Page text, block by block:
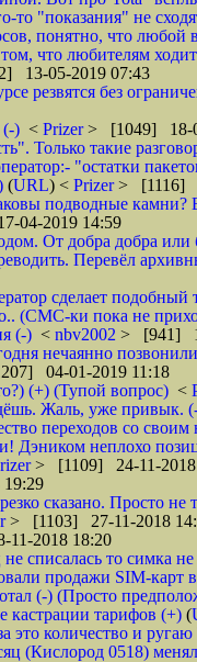
то "показания" не
понятно, что любой
что любителям
13-05-2019 07:43
резвятся без
(-) < Prizer> [1049] 18-
Только такие
"остатки
(URL) < Prizer> [1116]
подводные камни?
04-2019 14:59
От добра добра
Перевёл
сделает
(СМС-ки пока не
(-) < nbv2002 > [941]
нечаянно
04-01-2019 11:18
(+) (Тупой вопрос) <
Жаль, уже привык.
переходов со
Дэником неплохо
> [1109] 24-11-2018
сказано. Просто
> [1103] 27-11-2018
2018 18:20
списалась то симка
продажи SIM-карт в
(-) (Просто
кастрации тарифов (+) (
это количество и ругаю
(Кислород 0518)